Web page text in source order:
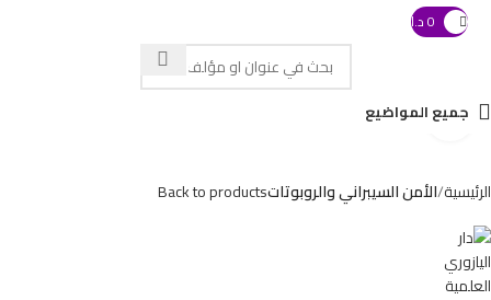
0د.ا
جميع المواضيع
Click to enlarge
الرئيسية الأمن السيبراني والروبوتاتBack to products